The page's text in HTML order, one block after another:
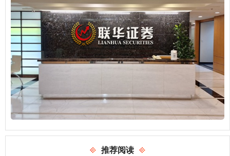
推荐阅读